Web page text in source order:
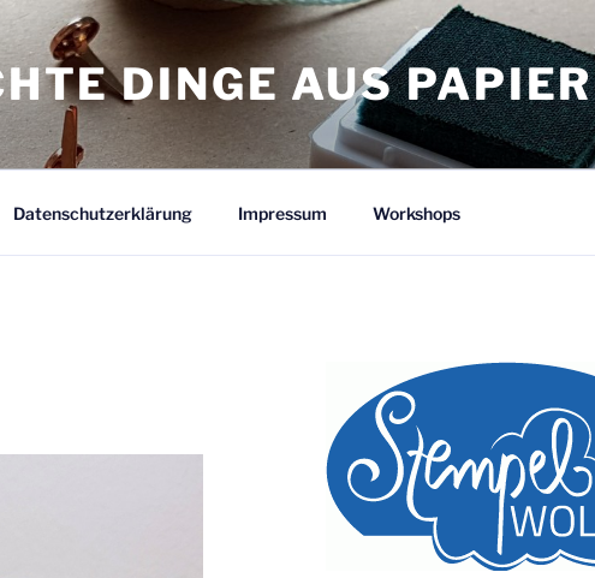
DINGE AUS PAPIER
Datenschutzerklärung Impressum Workshops